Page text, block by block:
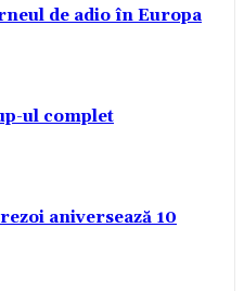
de adio în Europa
ul complet
aniversează 10